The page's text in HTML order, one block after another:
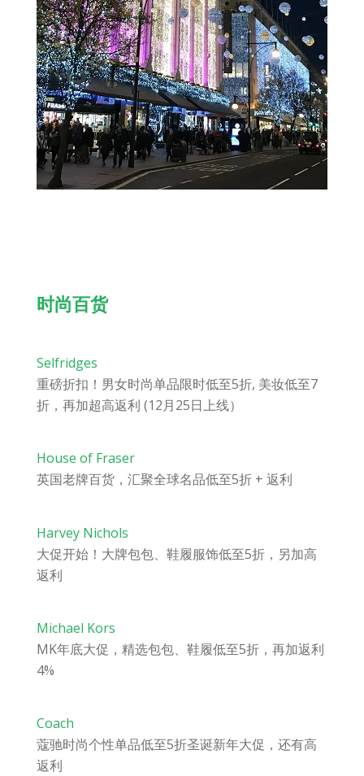
时尚百货
Selfridges
重磅折扣！男女时尚单品限时低至5折, 美妆低至7
折，再加超高返利 (12月25日上线）
House of Fraser
英国老牌百货，汇聚全球名品低至5折 + 返利
Harvey Nichols
大促开始！大牌包包、鞋履服饰低至5折，另加高
返利
Michael Kors
MK年底大促，精选包包、鞋履低至5折，再加返利
4%
Coach
蔻驰时尚个性单品低至5折圣诞新年大促，还有高
返利